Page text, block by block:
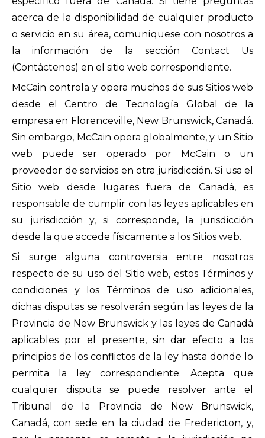
acerca de la disponibilidad de cualquier producto
o servicio en su área, comuníquese con nosotros a
la información de la sección Contact Us
(Contáctenos) en el sitio web correspondiente.
McCain controla y opera muchos de sus Sitios web
desde el Centro de Tecnología Global de la
empresa en Florenceville, New Brunswick, Canadá.
Sin embargo, McCain opera globalmente, y un Sitio
web puede ser operado por McCain o un
proveedor de servicios en otra jurisdicción. Si usa el
Sitio web desde lugares fuera de Canadá, es
responsable de cumplir con las leyes aplicables en
su jurisdicción y, si corresponde, la jurisdicción
desde la que accede físicamente a los Sitios web.
Si surge alguna controversia entre nosotros
respecto de su uso del Sitio web, estos Términos y
condiciones y los Términos de uso adicionales,
dichas disputas se resolverán según las leyes de la
Provincia de New Brunswick y las leyes de Canadá
aplicables por el presente, sin dar efecto a los
principios de los conflictos de la ley hasta donde lo
permita la ley correspondiente. Acepta que
cualquier disputa se puede resolver ante el
Tribunal de la Provincia de New Brunswick,
Canadá, con sede en la ciudad de Fredericton, y,